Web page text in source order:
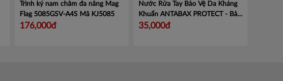
Trình ký nam châm đa năng Mag
Flag 5085GSV-A4S Mã KJ5085
176,000đ
Nước Rửa Tay Bảo Vệ Da Kháng
Khuẩn ANTABAX PROTECT - Bảo
VệMã 893 614923 01820
35,000đ